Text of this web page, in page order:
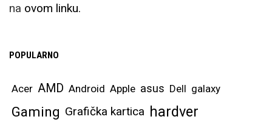
na ovom linku.
POPULARNO
Acer AMD Android Apple asus Dell galaxy
Gaming Grafička kartica hardver